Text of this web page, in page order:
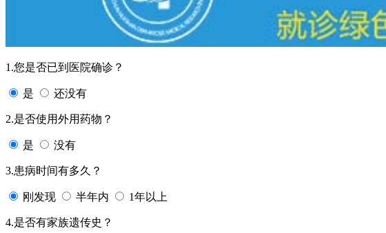
1.您是否已到医院确诊？
是 还没有
2.是否使用外用药物？
是 没有
3.患病时间有多久？
刚发现 半年内 1年以上
4.是否有家族遗传史？